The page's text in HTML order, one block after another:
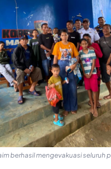
berhasil mengevakuasi